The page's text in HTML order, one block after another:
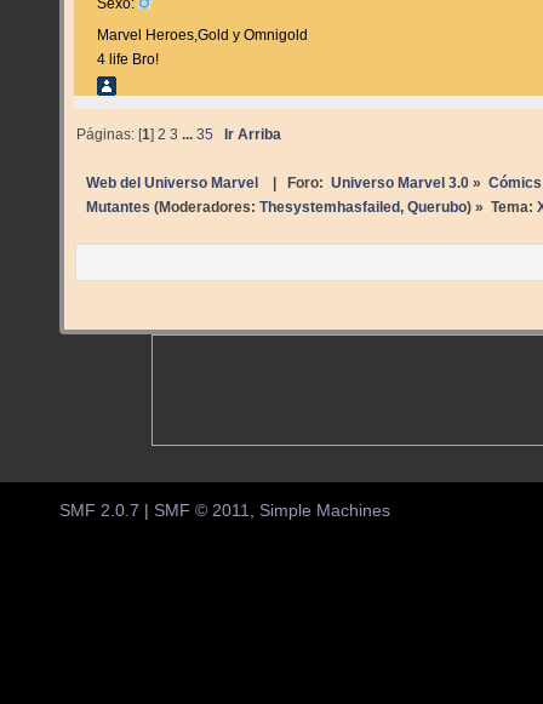
Sexo:
Marvel Heroes,Gold y Omnigold
4 life Bro!
Páginas: [1]2 3 ...35 Ir Arriba
Web del Universo Marvel | Foro: Universo Marvel 3.0» Cómics
Mutantes (Moderadores: Thesystemhasfailed, Querubo) » Tema:
SMF 2.0.7 SMF © 2011 Simple Machines